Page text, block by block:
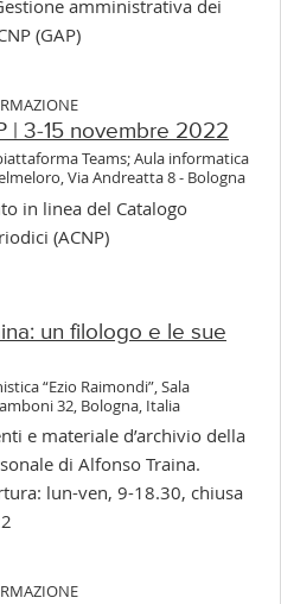
amministrativa dei
(GAP)
Corso ACNP | 3-15 novembre 2022
Teams; Aula informatica
Via Andreatta 8 - Bologna
in linea del Catalogo
(ACNP)
un filologo e le sue
“Ezio Raimondi”, Sala
32, Bologna, Italia
e materiale d’archivio della
di Alfonso Traina.
lun-ven, 9-18.30, chiusa